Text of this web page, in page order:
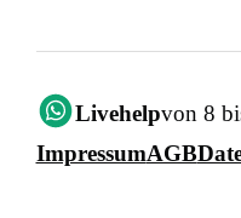
Livehelpvon 8
ImpressumAGB